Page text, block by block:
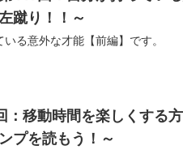
蹴り！！～
る意外な才能【前編】です。
：移動時間を楽しくする
プを読もう！～